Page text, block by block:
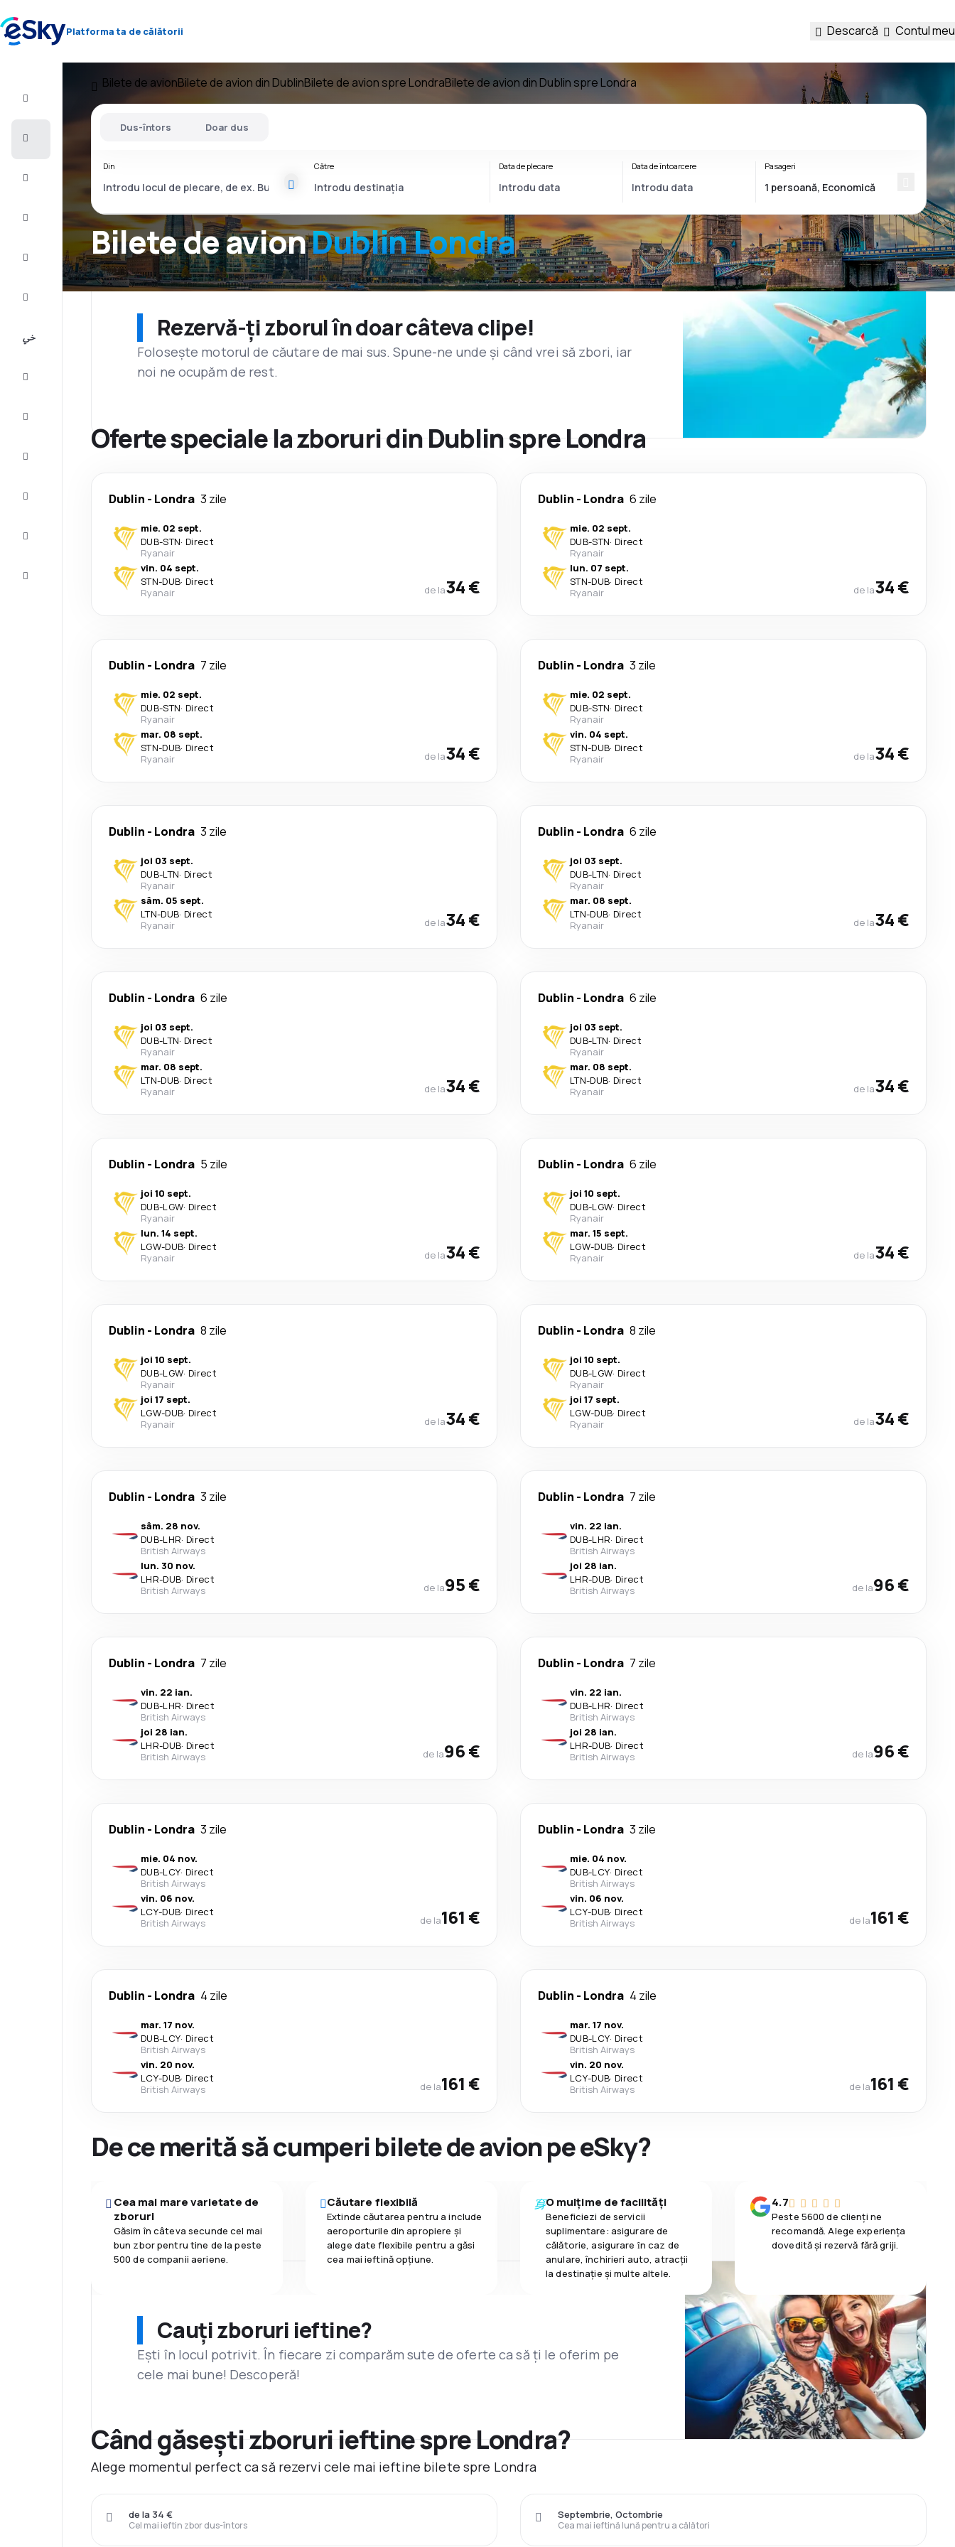
Platforma ta de călătorii Descarcă Contul meu
2026/27
Bilete de avionBilete de avion din DublinBilete de avion spre LondraBilete de avion din Dublin spre Londra
Bilete de avionDublin Londra
Dus-întors Doar dus
Din Către Data de plecare Data de întoarcere Pasageri
Rezervă-ți zborul în doar câteva clipe!
Folosește motorul de căutare de mai sus. Spune-ne unde și când vrei să zbori, iar
noi ne ocupăm de rest.
Oferte speciale la zboruri din Dublin spre Londra
Dublin - Londra 3 zile
mie. 02 sept.
DUB-STN· Direct
Ryanair
vin. 04 sept.
STN-DUB· Direct
Ryanair
de la34 €
Dublin - Londra 6 zile
mie. 02 sept.
DUB-STN· Direct
Ryanair
lun. 07 sept.
STN-DUB· Direct
Ryanair
de la34 €
Dublin - Londra 7 zile
mie. 02 sept.
DUB-STN· Direct
Ryanair
mar. 08 sept.
STN-DUB· Direct
Ryanair
de la34 €
Dublin - Londra 3 zile
mie. 02 sept.
DUB-STN· Direct
Ryanair
vin. 04 sept.
STN-DUB· Direct
Ryanair
de la34 €
Dublin - Londra 3 zile
joi 03 sept.
DUB-LTN· Direct
Ryanair
sâm. 05 sept.
LTN-DUB· Direct
Ryanair
de la34 €
Dublin - Londra 6 zile
joi 03 sept.
DUB-LTN· Direct
Ryanair
mar. 08 sept.
LTN-DUB· Direct
Ryanair
de la34 €
Dublin - Londra 6 zile
joi 03 sept.
DUB-LTN· Direct
Ryanair
mar. 08 sept.
LTN-DUB· Direct
Ryanair
de la34 €
Dublin - Londra 6 zile
joi 03 sept.
DUB-LTN· Direct
Ryanair
mar. 08 sept.
LTN-DUB· Direct
Ryanair
de la34 €
Dublin - Londra 5 zile
joi 10 sept.
DUB-LGW· Direct
Ryanair
lun. 14 sept.
LGW-DUB· Direct
Ryanair
de la34 €
Dublin - Londra 6 zile
joi 10 sept.
DUB-LGW· Direct
Ryanair
mar. 15 sept.
LGW-DUB· Direct
Ryanair
de la34 €
Dublin - Londra 8 zile
joi 10 sept.
DUB-LGW· Direct
Ryanair
joi 17 sept.
LGW-DUB· Direct
Ryanair
de la34 €
Dublin - Londra 8 zile
joi 10 sept.
DUB-LGW· Direct
Ryanair
joi 17 sept.
LGW-DUB· Direct
Ryanair
de la34 €
Dublin - Londra 3 zile
sâm. 28 nov.
DUB-LHR· Direct
British Airways
lun. 30 nov.
LHR-DUB· Direct
British Airways
de la95 €
Dublin - Londra 7 zile
vin. 22 ian.
DUB-LHR· Direct
British Airways
joi 28 ian.
LHR-DUB· Direct
British Airways
de la96 €
Dublin - Londra 7 zile
vin. 22 ian.
DUB-LHR· Direct
British Airways
joi 28 ian.
LHR-DUB· Direct
British Airways
de la96 €
Dublin - Londra 7 zile
vin. 22 ian.
DUB-LHR· Direct
British Airways
joi 28 ian.
LHR-DUB· Direct
British Airways
de la96 €
Dublin - Londra 3 zile
mie. 04 nov.
DUB-LCY· Direct
British Airways
vin. 06 nov.
LCY-DUB· Direct
British Airways
de la161 €
Dublin - Londra 3 zile
mie. 04 nov.
DUB-LCY· Direct
British Airways
vin. 06 nov.
LCY-DUB· Direct
British Airways
de la161 €
Dublin - Londra 4 zile
mar. 17 nov.
DUB-LCY· Direct
British Airways
vin. 20 nov.
LCY-DUB· Direct
British Airways
de la161 €
Dublin - Londra 4 zile
mar. 17 nov.
DUB-LCY· Direct
British Airways
vin. 20 nov.
LCY-DUB· Direct
British Airways
de la161 €
De ce merită să cumperi bilete de avion pe eSky?
Cea mai mare varietate de
zboruri
Găsim în câteva secunde cel mai
bun zbor pentru tine de la peste
500 de companii aeriene.
Căutare flexibilă
Extinde căutarea pentru a include
aeroporturile din apropiere și
alege date flexibile pentru a găsi
cea mai ieftină opțiune.
O mulțime de facilități
Beneficiezi de servicii
suplimentare: asigurare de
călătorie, asigurare ȋn caz de
anulare, închirieri auto, atracții
la destinaţie și multe altele.
4.7
Peste 5600 de clienți ne
recomandă. Alege experiența
dovedită și rezervă fără griji.
Cauți zboruri ieftine?
Ești în locul potrivit. În fiecare zi comparăm sute de oferte ca să ți le oferim pe
cele mai bune! Descoperă!
Când găsești zboruri ieftine spre Londra?
Alege momentul perfect ca să rezervi cele mai ieftine bilete spre Londra
Cel mai ieftin zbor dus-întors
de la 34 €
Cea mai ieftină lună pentru a călători
Septembrie, Octombrie